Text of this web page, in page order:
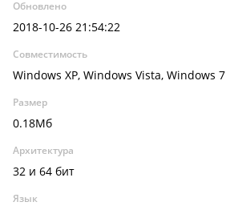
Обновлено
2018-10-26 21:54:22
Совместимость
Windows XP, Windows Vista, Windows 7
Размер
0.18Мб
Архитектура
32 и 64 бит
Язык